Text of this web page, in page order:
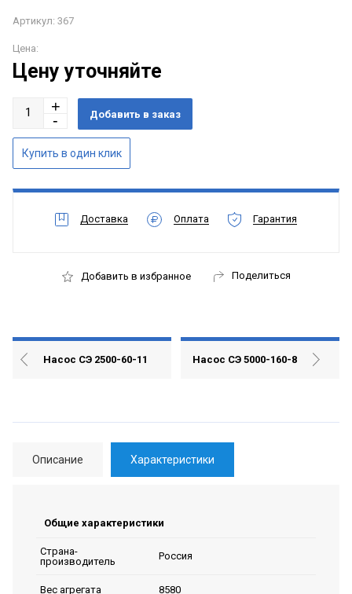
Артикул: 367
Цена:
Цену уточняйте
Доставка Оплата Гарантия
Добавить в избранное Поделиться
Насос СЭ 2500-60-11 Насос СЭ 5000-160-8
Описание Характеристики
Общие характеристики
Страна-
производитель
Россия
Вес агрегата 8580